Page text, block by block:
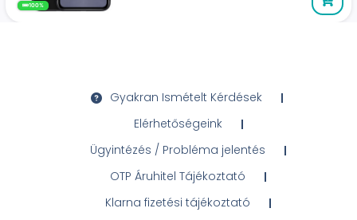
100%
Gyakran Ismételt Kérdések
Elérhetőségeink
Ügyintézés / Probléma jelentés
OTP Áruhitel Tájékoztató
Klarna fizetési tájékoztató